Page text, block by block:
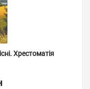
Хрестоматія